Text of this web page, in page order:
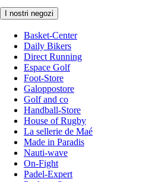
I nostri negozi
Basket-Center
Daily Bikers
Direct Running
Espace Golf
Foot-Store
Galoppostore
Golf and co
Handball-Store
House of Rugby
La sellerie de Maé
Made in Paradis
Nauti-wave
On-Fight
Padel-Expert